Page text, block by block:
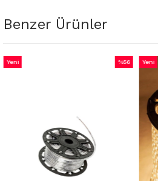
Benzer Ürünler
%56
Yeni
Yeni